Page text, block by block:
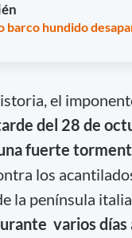
barco hundido
el
del 28 de
fuerte
los
la península
varios días